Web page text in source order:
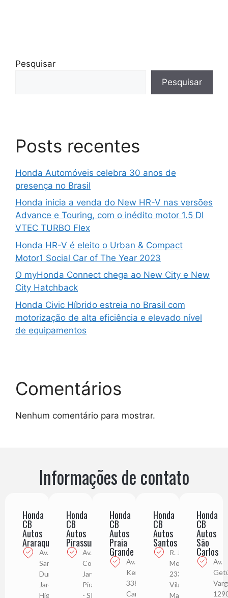
Pesquisar
Pesquisar
Posts recentes
Honda Automóveis celebra 30 anos de
presença no Brasil
Honda inicia a venda do New HR-V nas versões
Advance e Touring, com o inédito motor 1.5 DI
VTEC TURBO Flex
Honda HR-V é eleito o Urban & Compact
Motor1 Social Car of The Year 2023
O myHonda Connect chega ao New City e New
City Hatchback
Honda Civic Híbrido estreia no Brasil com
motorização de alta eficiência e elevado nível
de equipamentos
Comentários
Nenhum comentário para mostrar.
Informações de contato
Honda
CB
Autos
Araraquara
Av. Alberto
Santos
Dumont,111
Jardim
Higienópolis,
Honda
CB
Autos
Pirassununga
Av. Juca
Costa, 3229
Jardim Roma,
Pirassununga
- SP
Honda
CB
Autos
Praia
Grande
Av. Pres.
Kennedy,
3383
Campo
Honda
CB
Autos
Santos
R. Júlio de
Mesquita,
233
Vila
Mathias,
Honda
CB
Autos
São
Carlos
Av.